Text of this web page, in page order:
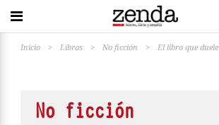
Inicio > Libros > No ficción > El libro que duele
No ficción